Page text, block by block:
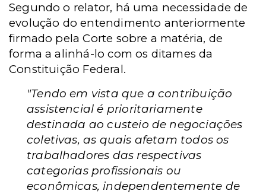
Segundo o relator, há uma necessidade de
evolução do entendimento anteriormente
firmado pela Corte sobre a matéria, de
forma a alinhá-lo com os ditames da
Constituição Federal.
"Tendo em vista que a contribuição
assistencial é prioritariamente
destinada ao custeio de negociações
coletivas, as quais afetam todos os
trabalhadores das respectivas
categorias profissionais ou
econômicas, independentemente de